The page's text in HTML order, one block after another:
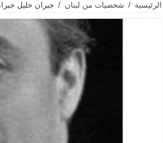
الرئيسية / شخصيات من لبنان / جبران خليل